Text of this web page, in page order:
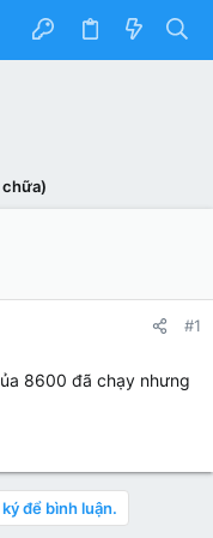
chữa)
#1
8600 đã chạy nhưng
để bình luận.